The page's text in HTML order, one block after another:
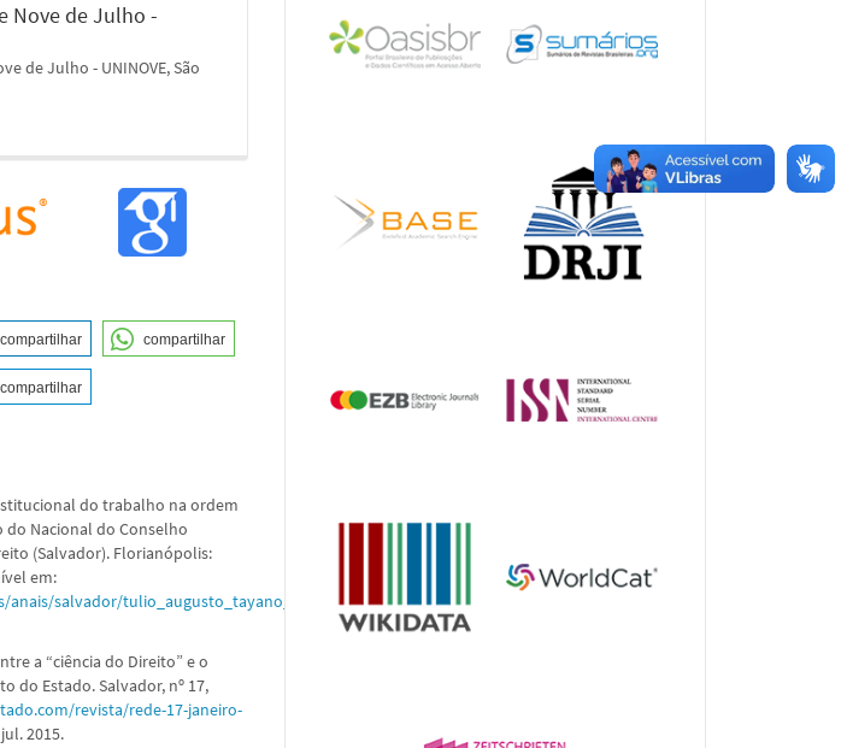
Nove de Julho -
de Julho - UNINOVE, São
compartilhar compartilhar
compartilhar
do trabalho na ordem
do Nacional do Conselho
(Salvador). Florianópolis:
em:
salvador/tulio_augusto_tayano_afonso.pdf>
a “ciência do Direito” e o
do Estado. Salvador, nº 17,
revista/rede-17-janeiro-
2015.